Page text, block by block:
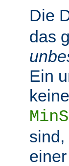
Die
das
Ein
sind,